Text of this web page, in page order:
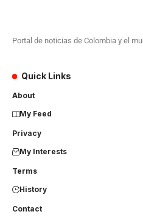
Portal de noticias de Colombia y el
Quick Links
About
My Feed
Privacy
My Interests
Terms
History
Contact